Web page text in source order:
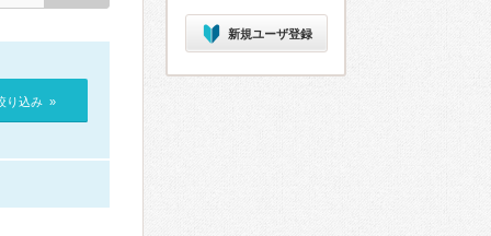
り込み »
新規ユーザ登録